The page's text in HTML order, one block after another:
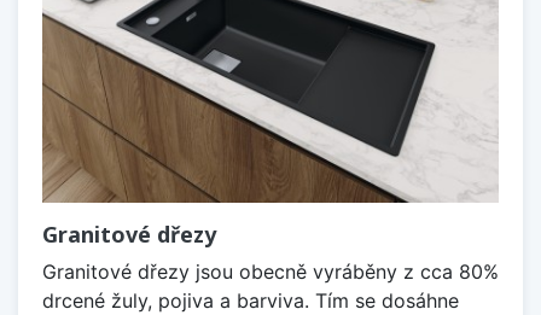
Granitové dřezy
Granitové dřezy jsou obecně vyráběny z cca 80%
drcené žuly, pojiva a barviva. Tím se dosáhne